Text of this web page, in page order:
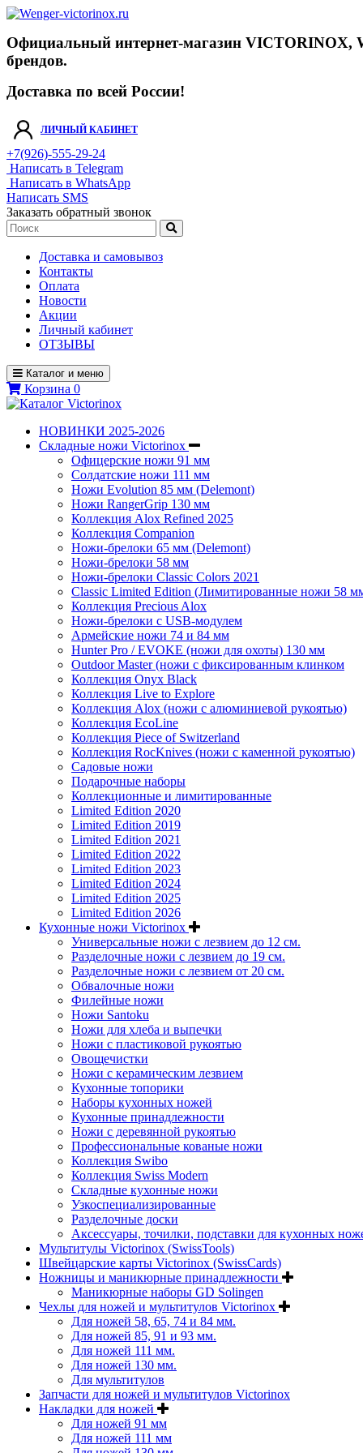
Официальный интернет-магазин VICTORINOX,
брендов.
Доставка по всей России!
ЛИЧНЫЙ КАБИНЕТ
+7(926)-555-29-24
Написать в Telegram
Написать в WhatsApp
Написать SMS
Заказать обратный звонок
Доставка и самовывоз
Контакты
Оплата
Новости
Акции
Личный кабинет
ОТЗЫВЫ
Каталог и меню
Корзина 0
НОВИНКИ 2025-2026
Складные ножи Victorinox
Офицерские ножи 91 мм
Солдатские ножи 111 мм
Ножи Evolution 85 мм (Delemont)
Ножи RangerGrip 130 мм
Коллекция Alox Refined 2025
Коллекция Companion
Ножи-брелоки 65 мм (Delemont)
Ножи-брелоки 58 мм
Ножи-брелоки Classic Colors 2021
Classic Limited Edition (Лимитированные ножи 58
Коллекция Precious Alox
Ножи-брелоки с USB-модулем
Армейские ножи 74 и 84 мм
Hunter Pro / EVOKE (ножи для охоты) 130 мм
Outdoor Master (ножи с фиксированным клинком
Коллекция Onyx Black
Коллекция Live to Explore
Коллекция Alox (ножи с алюминиевой рукоятью)
Коллекция EcoLine
Коллекция Piece of Switzerland
Коллекция RocKnives (ножи с каменной рукоятью)
Садовые ножи
Подарочные наборы
Коллекционные и лимитированные
Limited Edition 2020
Limited Edition 2019
Limited Edition 2021
Limited Edition 2022
Limited Edition 2023
Limited Edition 2024
Limited Edition 2025
Limited Edition 2026
Кухонные ножи Victorinox
Универсальные ножи с лезвием до 12 см.
Разделочные ножи с лезвием до 19 см.
Разделочные ножи с лезвием от 20 см.
Обвалочные ножи
Филейные ножи
Ножи Santoku
Ножи для хлеба и выпечки
Ножи с пластиковой рукоятью
Овощечистки
Ножи с керамическим лезвием
Кухонные топорики
Наборы кухонных ножей
Кухонные принадлежности
Ножи с деревянной рукоятью
Профессиональные кованые ножи
Коллекция Swibo
Коллекция Swiss Modern
Складные кухонные ножи
Узкоспециализированные
Разделочные доски
Аксессуары, точилки, подставки для кухонных
Мультитулы Victorinox (SwissTools)
Швейцарские карты Victorinox (SwissCards)
Ножницы и маникюрные принадлежности
Маникюрные наборы GD Solingen
Чехлы для ножей и мультитулов Victorinox
Для ножей 58, 65, 74 и 84 мм.
Для ножей 85, 91 и 93 мм.
Для ножей 111 мм.
Для ножей 130 мм.
Для мультитулов
Запчасти для ножей и мультитулов Victorinox
Накладки для ножей
Для ножей 91 мм
Для ножей 111 мм